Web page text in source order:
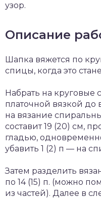
узор.
Описание
Шапка вяжется по
спицы, когда это
Набрать на круговые
платочной вязкой до
на вязание
составит 19 (20) см,
гладью,
убавить 1 (2) п — на
Затем разделить
по 14 (15) п. (можно
из частей). Далее в